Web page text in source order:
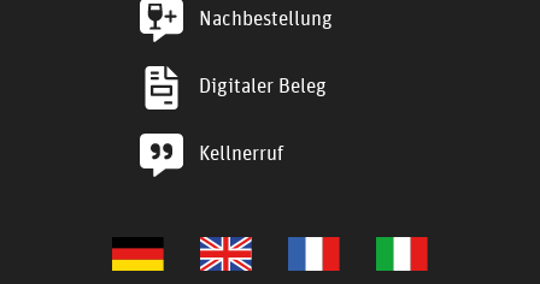
Nachbestellung
Digitaler Beleg
Kellnerruf